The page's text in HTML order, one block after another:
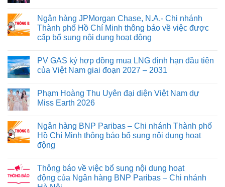
Ngân hàng JPMorgan Chase, N.A.- Chi nhánh
Thành phố Hồ Chí Minh thông báo về việc được
cấp bổ sung nội dung hoạt động
PV GAS ký hợp đồng mua LNG định hạn đầu tiên
của Việt Nam giai đoạn 2027 – 2031
Phạm Hoàng Thu Uyên đại diện Việt Nam dự
Miss Earth 2026
Ngân hàng BNP Paribas – Chi nhánh Thành phố
Hồ Chí Minh thông báo bổ sung nội dung hoạt
động
Thông báo về việc bổ sung nội dung hoạt
động của Ngân hàng BNP Paribas – Chi nhánh